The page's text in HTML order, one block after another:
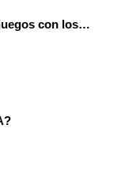
Programa con Scratch juegos con los partidos del mundial 2026 ganados por España